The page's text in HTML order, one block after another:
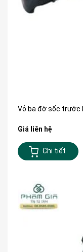
Vỏ ba đờ sốc trước
Giá liên hệ
Chi tiết